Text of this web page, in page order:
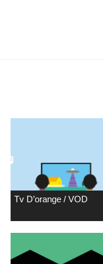
Tv D’orange / VOD